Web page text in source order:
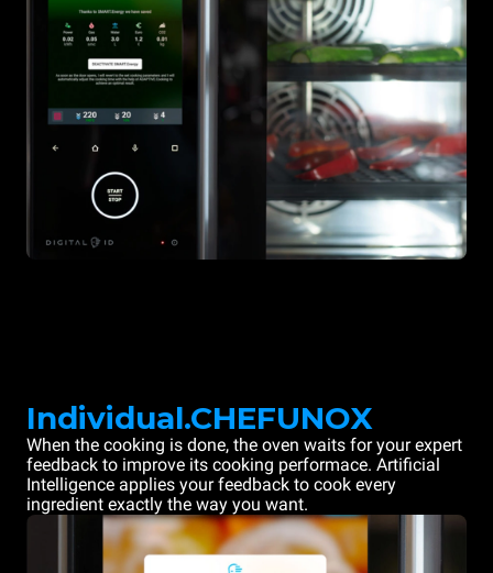
Individual.CHEFUNOX
When the cooking is done, the oven waits for your expert
feedback to improve its cooking performace. Artificial
Intelligence applies your feedback to cook every
ingredient exactly the way you want.